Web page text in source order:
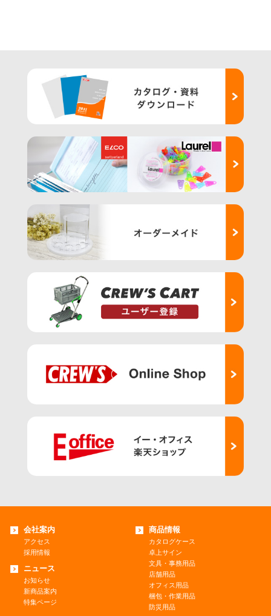
会社案内
アクセス
採用情報
ニュース
お知らせ
新商品案内
特集ページ
商品情報
カタログケース
卓上サイン
文具・事務用品
店舗用品
オフィス用品
梱包・作業用品
防災用品